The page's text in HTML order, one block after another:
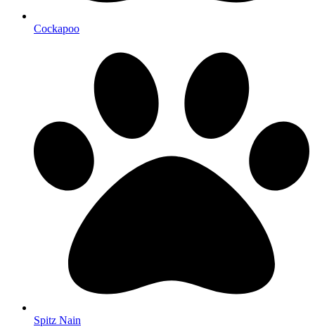
Cockapoo
Spitz Nain